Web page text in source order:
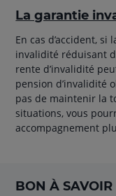
La garantie
En cas d’accident,
invalidité réduisant
rente d’invalidité
pension d’invalidité
pas de maintenir la
situations, vous
accompagnement
BON À SAVOIR